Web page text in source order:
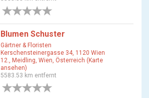
Blumen Schuster
Gärtner & Floristen
Kerschensteinergasse 34, 1120 Wien
12., Meidling, Wien, Österreich (Karte
ansehen)
5583.53 km entfernt